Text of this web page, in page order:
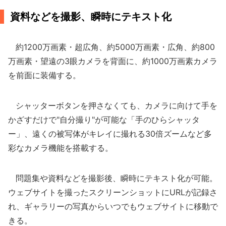
資料などを撮影、瞬時にテキスト化
約1200万画素・超広角、約5000万画素・広角、約800
万画素・望遠の3眼カメラを背面に、約1000万画素カメラ
を前面に装備する。
シャッターボタンを押さなくても、カメラに向けて手を
かざすだけで"自分撮り"が可能な「手のひらシャッタ
ー」、遠くの被写体がキレイに撮れる30倍ズームなど多
彩なカメラ機能を搭載する。
問題集や資料などを撮影後、瞬時にテキスト化が可能。
ウェブサイトを撮ったスクリーンショットにURLが記録さ
れ、ギャラリーの写真からいつでもウェブサイトに移動で
きる。